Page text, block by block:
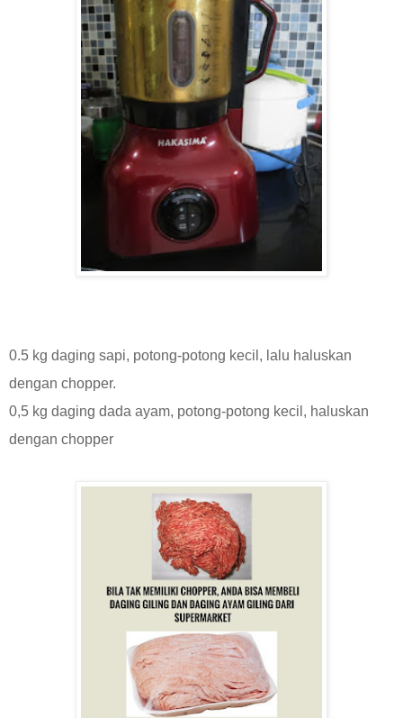
0.5 kg daging sapi, potong-potong kecil, lalu haluskan
dengan chopper.
0,5 kg daging dada ayam, potong-potong kecil, haluskan
dengan chopper